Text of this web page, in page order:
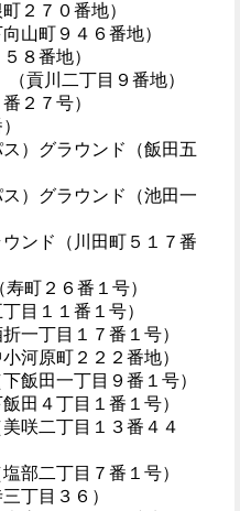
２７０番地）
山町９４６番地）
８番地）
貢川二丁目９番地）
２７号）
）グラウンド（飯田五
）グラウンド（池田一
ンド（川田町５１７番
町２６番１号）
目１１番１号）
一丁目１７番１号）
河原町２２２番地）
飯田一丁目９番１号）
田４丁目１番１号）
咲二丁目１３番４４
部二丁目７番１号）
丁目３６）